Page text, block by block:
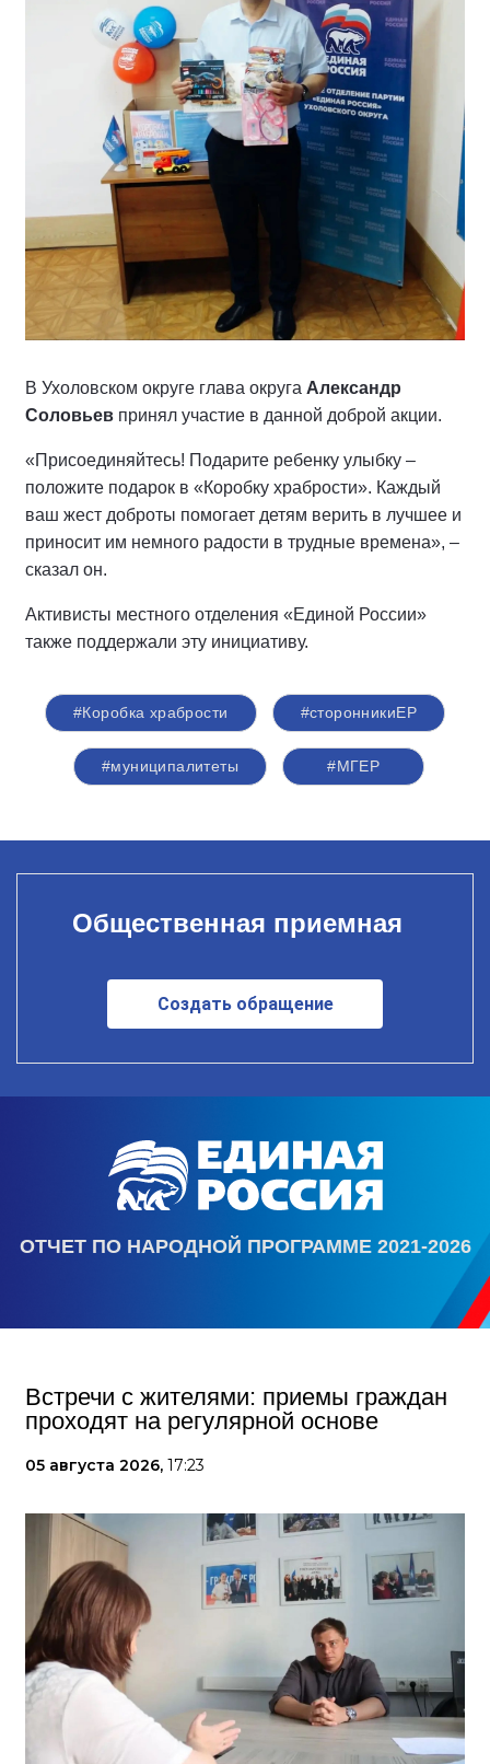
В Ухоловском округе глава округа Александр
Соловьев принял участие в данной доброй акции.
«Присоединяйтесь! Подарите ребенку улыбку –
положите подарок в «Коробку храбрости». Каждый
ваш жест доброты помогает детям верить в лучшее и
приносит им немного радости в трудные времена», –
сказал он.
Активисты местного отделения «Единой России»
также поддержали эту инициативу.
#Коробка храбрости #сторонникиЕР
#муниципалитеты #‎МГЕР‬
Общественная приемная
Создать обращение
ОТЧЕТ ПО НАРОДНОЙ ПРОГРАММЕ 2021-2026
Встречи с жителями: приемы граждан
проходят на регулярной основе
05 августа 2026, 17:23